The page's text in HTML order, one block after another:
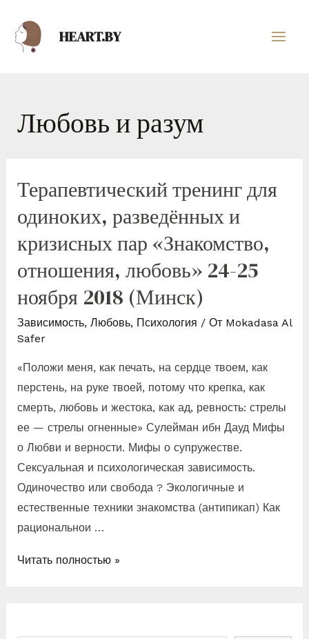
HEART.BY
Любовь и разум
Терапевтический тренинг для
одиноких, разведённых и
кризисных пар «Знакомство,
отношения, любовь» 24-25
ноября 2018 (Минск)
Зависимость, Любовь, Психология / От Mokadasa Al
Safer
«Положи меня, как печать, на сердце твоем, как
перстень, на руке твоей, потому что крепка, как
смерть, любовь и жестока, как ад, ревность: стрелы
ее — стрелы огненные» Сулейман ибн Дауд Мифы
о Любви и верности. Мифы о супружестве.
Сексуальная и психологическая зависимость.
Одиночество или свобода ? Экологичные и
естественные техники знакомства (антипикап) Как
рациональнои …
Читать полностью »